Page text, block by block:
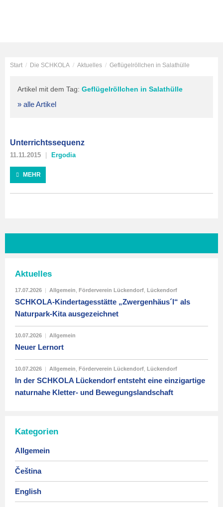
Start / Die SCHKOLA / Aktuelles / Geflügelröllchen in Salathülle
Artikel mit dem Tag: Geflügelröllchen in Salathülle
» alle Artikel
Unterrichtssequenz
11.11.2015 Ergodia
MEHR
Aktuelles
17.07.2026 | Allgemein Förderverein Lückendorf Lückendorf
SCHKOLA-Kindertagesstätte „Zwergenhäus´l“ als
Naturpark-Kita ausgezeichnet
10.07.2026 | Allgemein
Neuer Lernort
10.07.2026 | Allgemein Förderverein Lückendorf Lückendorf
In der SCHKOLA Lückendorf entsteht eine einzigartige
naturnahe Kletter- und Bewegungslandschaft
Kategorien
Allgemein
Čeština
English